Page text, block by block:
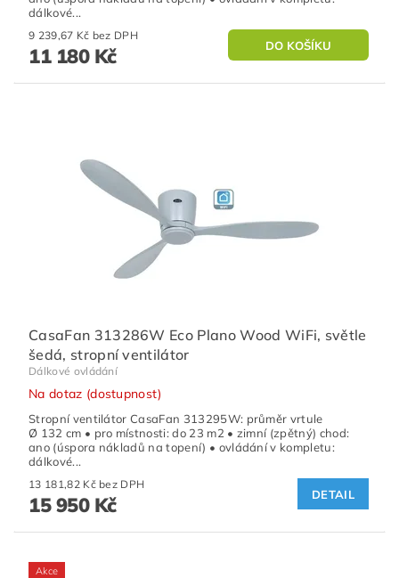
dálkové...
9 239,67 Kč bez DPH
11 180 Kč
CasaFan 313286W Eco Plano Wood WiFi, světle
šedá, stropní ventilátor
Dálkové ovládání
Na dotaz (dostupnost)
Stropní ventilátor CasaFan 313295W: průměr vrtule
Ø 132 cm • pro místnosti: do 23 m2 • zimní (zpětný) chod:
ano (úspora nákladů na topení) • ovládání v kompletu:
dálkové...
13 181,82 Kč bez DPH
15 950 Kč DETAIL
Akce